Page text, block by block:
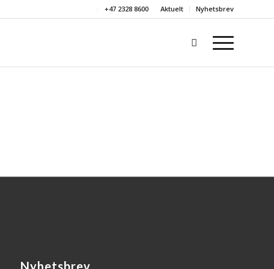
Aktuelt Nyhetsbrev
+47 2328 8600
Nyhetsbrev